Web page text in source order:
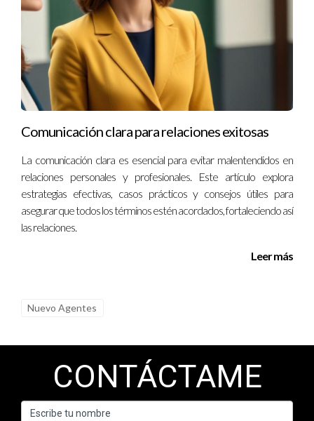
al menos 5-10 horas semanales para obtener buenos
resultados.
5. ¿Puedo obtener certificaciones al completar un
curso?
Sí, muchos cursos ofrecen certificaciones reconocidas al
finalizar el programa; esto puede ser útil para tu currículum.
“La mejor manera de predecir el futuro es
crearlo.” - Peter Drucker
¡Contáctame para recibir orientación sobre qué
curso online te conviene tomar!
Comunicación clara para relaciones exitosas
La comunicación clara es esencial para evitar malentendidos en
relaciones personales y profesionales. Este artículo explora
estrategias efectivas, casos prácticos y consejos útiles para
asegurar que todos los términos estén acordados, fortaleciendo así
las relaciones.
Leer más
Nuevo Agentes
CONTÁCTAME